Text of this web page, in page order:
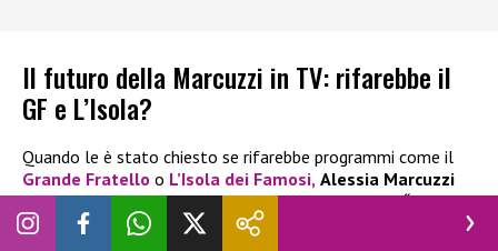
Il futuro della Marcuzzi in TV: rifarebbe il
GF e L’Isola?
Quando le è stato chiesto se rifarebbe programmi come il
Grande Fratello o L’Isola dei Famosi, Alessia Marcuzzi
non ha avuto dubbi e ha risposto in maniera chiara:“Mi
manca sempre qualcosa di nuovo. Quello che è stato fatto è